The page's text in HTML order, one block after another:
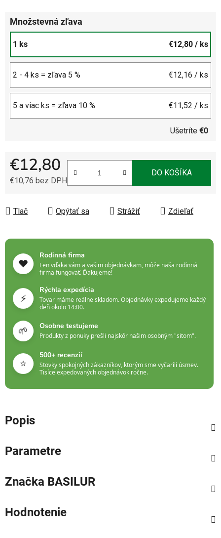
Množstevná zľava
1 ks €12,80 / ks
2 - 4 ks = zľava 5 % €12,16 / ks
5 a viac ks = zľava 10 % €11,52 / ks
Ušetríte €0
€12,80
€10,76 bez DPH
DO KOŠÍKA
Tlač Opýtať sa Strážiť Zdieľať
❤️
Rodinná firma
Len vďaka vám a vašim objednávkam, môže naša rodinná
firma fungovať. Ďakujeme!
⚡
Rýchla expedícia
Tovar máme reálne skladom. Objednávky expedujeme každý
deň okolo 14:00.
🌱 Osobne testujeme
Produkty z ponuky prešli najskôr našim osobným "sitom".
⭐
500+ recenzií
Stovky spokojných zákazníkov, ktorým sme vyčarili úsmev.
Tisíce expedovaných objednávok ročne.
Popis
Parametre
Značka BASILUR
Hodnotenie